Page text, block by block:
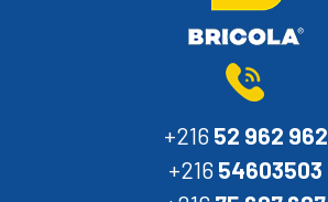
+216 52 962 962
+216 54603503